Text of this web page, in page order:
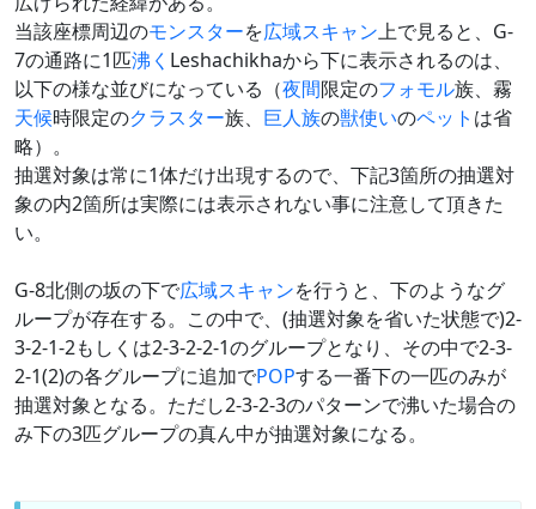
当該座標周辺のモンスターを広域スキャン上で見ると、G-
7の通路に1匹沸く Leshachikhaから下に表示されるのは、
以下の様な並びになっている（夜間限定のフォモル族、霧
天候時限定のクラスター族、 巨人族の獣使いのペット は省
略）。
抽選対象は常に1体だけ出現するので、下記3箇所の抽選対
象の内2箇所は実際には表示されない事に注意して頂きた
い。
G-8北側の坂の下で広域スキャンを行うと、下のようなグ
ループが存在する。この中で、(抽選対象を省いた状態で)2-
3-2-1-2もしくは2-3-2-2-1のグループとなり、その中で2-3-
2-1(2)の各グループに追加でPOPする一番下の一匹のみが
抽選対象となる。ただし2-3-2-3のパターンで沸いた場合の
み下の3匹グループの真ん中が抽選対象になる。